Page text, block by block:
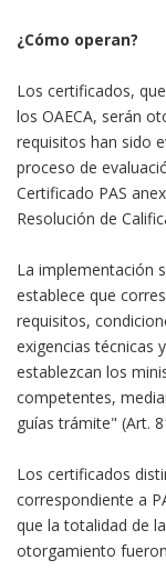
¿Cómo operan?
Los certificados,
los OAECA, serán
requisitos han sido
proceso de
Certificado PAS
Resolución de
La implementación
establece que
requisitos,
exigencias técnicas
establezcan los
competentes,
guías trámite" (Art.
Los certificados
correspondiente a
que la totalidad de
otorgamiento